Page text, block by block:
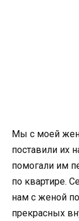
Мы с моей
поставили их
помогали им
по квартире.
нам с женой
прекрасных